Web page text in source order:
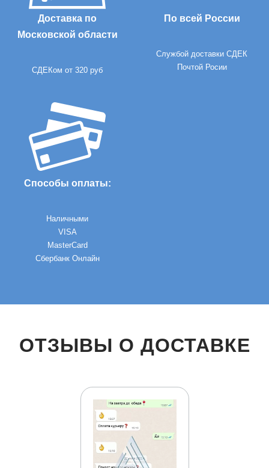
Доставка по
Московской области
СДЕКом от 320 руб
По всей России
Службой доставки СДЕК
Почтой Росии
Способы оплаты:
Наличными
VISA
MasterCard
Сбербанк Онлайн
ОТЗЫВЫ О ДОСТАВКЕ